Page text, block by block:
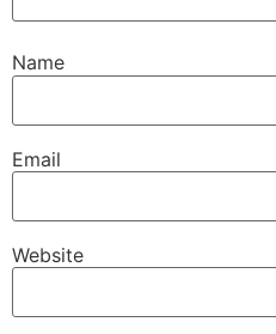
Name
Email
Website